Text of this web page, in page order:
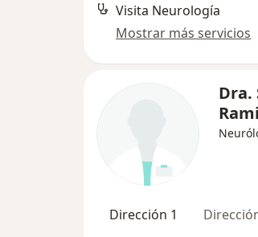
Visita Neurología
Mostrar más servicios
Dra.
Dirección 1